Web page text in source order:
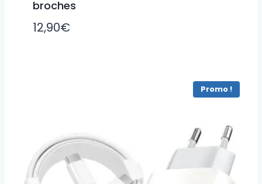
broches
12,90€
Promo !